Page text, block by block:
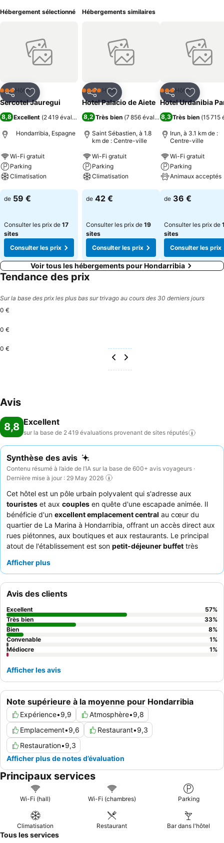
restaurant, et des paniers-repas pourront vous être préparés sur
est installé à 1 km de l'établissement.
Hébergement sélectionné
PartagerAjouter à mes favoris
3 ÉtoilesHôtel
Sercotel Jauregui
8,8 Excellent (2 419 évaluations)
Hondarribia, Espagne
Wi-Fi gratuit
Parking
Climatisation
Consulter les prix
de 59 €
Consulter les prix de 17
sites
Consulter les prix
Hébergements similaires
PartagerAjouter à mes favoris
4 ÉtoilesHôtel
Hotel Palacio de Aiete
8,2 Très bien (7 856 évaluations)
Saint Sébastien, à 1.8
km de : Centre-ville
Wi-Fi gratuit
Parking
Climatisation
Consulter les prix
de 42 €
Consulter les prix de 19
sites
Consulter les prix
PartagerAjouter
3 ÉtoilesHôtel
Hotel Urdanibia
8,3 Très bien (15 715
Irun, à 3.1 km de :
Centre-ville
Wi-Fi gratuit
Parking
Animaux acceptés
Consulter les
de 36 €
Consulter les prix de
sites
Consulter les prix
Voir tous les hébergements pour Hondarribia
Tendance des prix
Sur la base des prix les plus bas sur trivago au cours des 30 derniers jours
0 €
0 €
0 €
Avis
8,8 Excellent
sur la base de 2 419 évaluations provenant de sites réputés
Synthèse des avis
Contenu résumé à l’aide de l’IA sur la base de 600+ avis voyageurs ·
Dernière mise à jour : 29 May 2026
Cet hôtel est un pôle urbain polyvalent qui s'adresse aux
touristes et aux couples en quête d'une escapade animée. Il
bénéficie d'un excellent emplacement central au cœur du
quartier de La Marina à Hondarribia, offrant un accès direct aux
rues piétonnes, aux boutiques et aux restaurants. Le principal
atout de l'établissement est son petit-déjeuner buffet très
froids, de pâtisseries locales et de fruits frais. Les clients ne
exceptionnelle et son service attentionné, créant une
atmosphère confortable et agréable. Pour ceux qui recherchent
une expérience plus calme, il est recommandé de demander
une chambre donnant sur le jardin.
Afficher plus
Note supérieure à la moyenne pour Hondarribia
Expérience•9,9 Atmosphère•9,8
Emplacement•9,6 Restaurant•9,3
Restauration•9,3
Afficher plus de notes d’évaluation
Avis des clients
Excellent 57%
Très bien
33%
Bien
8%
Convenable
1%
Médiocre
1%
Afficher les avis
Principaux services
Wi-Fi (hall) Wi-Fi (chambres) Parking
Climatisation Restaurant Bar dans l'hôtel
Tous les services